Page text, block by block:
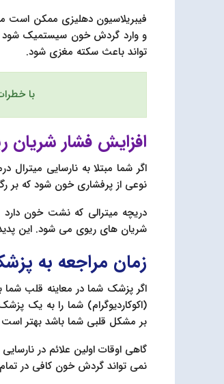
فیبریلاسیون دهلیزی ممکن است
و وارد گردش خون سیستمیک شود و
تواند باعث سکته مغزی شود.
با
افزایش فشار شریان
اگر شما مبتلا به نارسایی
نوعی از پرفشاری خون شود که بر
دریچه میترالی که نشت خون
شریان های ریوی می شود. این
زمان مراجعه به
اگر پزشک شما در معاینه قلب
(اکوکاردیوگرام) شما را به یک
بر مشکل قلبی شما باشد بهتر
گاهی اوقات اولین علائم در
نمی تواند گردش خون کافی در